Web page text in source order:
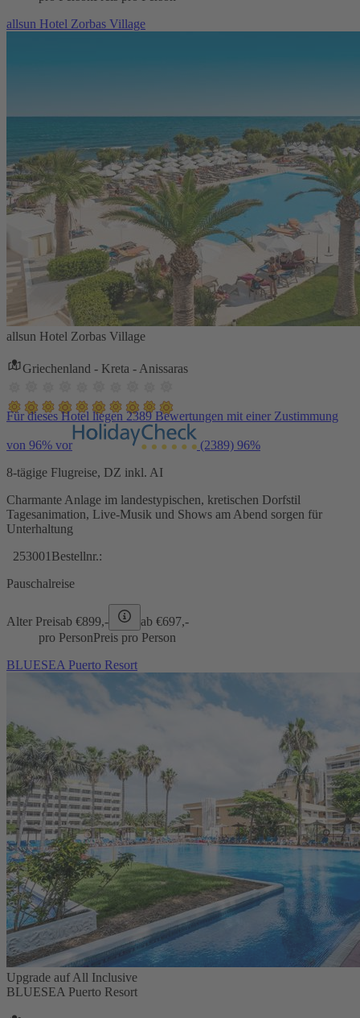
allsun Hotel Zorbas Village
allsun Hotel Zorbas Village
Griechenland - Kreta - Anissaras
Für dieses Hotel liegen 2389 Bewertungen mit einer Zustimmung
von 96% vor (2389) 96%
8-tägige Flugreise, DZ inkl. AI
Charmante Anlage im landestypischen, kretischen Dorfstil
Tagesanimation, Live-Musik und Shows am Abend sorgen für
Unterhaltung
253001 Bestellnr.:
Pauschalreise
Alter Preisab €899,- ab €697,-
pro PersonPreis pro Person
BLUESEA Puerto Resort
Upgrade auf All Inclusive
BLUESEA Puerto Resort